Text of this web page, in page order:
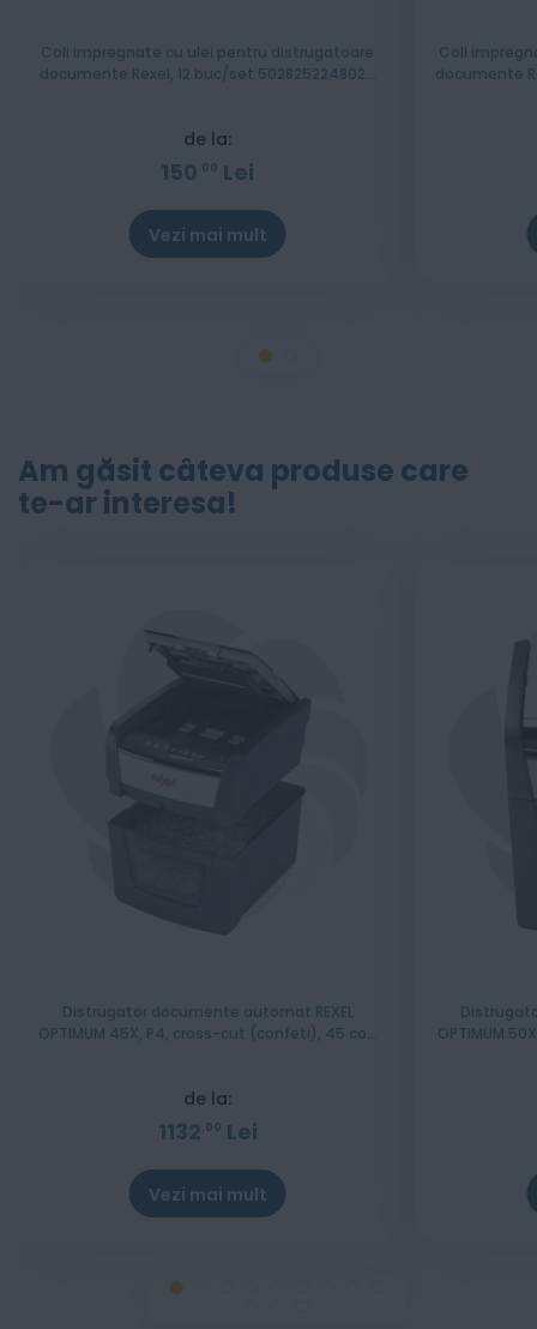
Coli impregnate cu ulei pentru distrugatoare
documente Rexel, 12 buc/set 5028252248020
de la:
150 00 Lei
Vezi mai mult
Coli
documente
Am găsit câteva produse care
te-ar interesa!
Distrugator documente automat REXEL
OPTIMUM 45X, P4, cross-cut (confeti), 45 coli,
de la:
1132 00 Lei
Vezi mai mult
OPTIMUM